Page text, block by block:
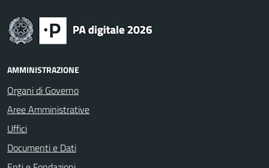
AMMINISTRAZIONE
Organi di Governo
Aree Amministrative
Uffici
Documenti e Dati